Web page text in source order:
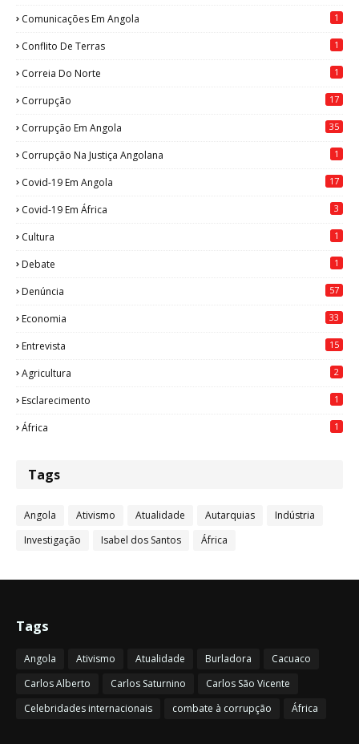
Comunicações Em Angola 1
Conflito De Terras 1
Correia Do Norte 1
Corrupção 17
Corrupção Em Angola 35
Corrupção Na Justiça Angolana 1
Covid-19 Em Angola 17
Covid-19 Em África 3
Cultura 1
Debate 1
Denúncia 57
Economia 33
Entrevista 15
Agricultura 2
Esclarecimento 1
África 1
Tags
Angola Ativismo Atualidade Autarquias
Indústria
Investigação
Isabel dos Santos África
Tags
Angola Ativismo Atualidade Burladora
Cacuaco
Carlos Alberto
Carlos Saturnino
Carlos São Vicente
Celebridades internacionais
combate à corrupção África